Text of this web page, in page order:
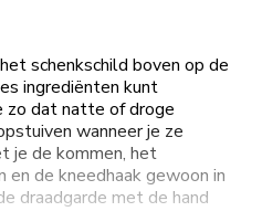
schenkschild boven op de
ingrediënten kunt
zo dat natte of droge
wanneer je ze
je de kommen, het
en de kneedhaak gewoon in
draadgarde met de hand